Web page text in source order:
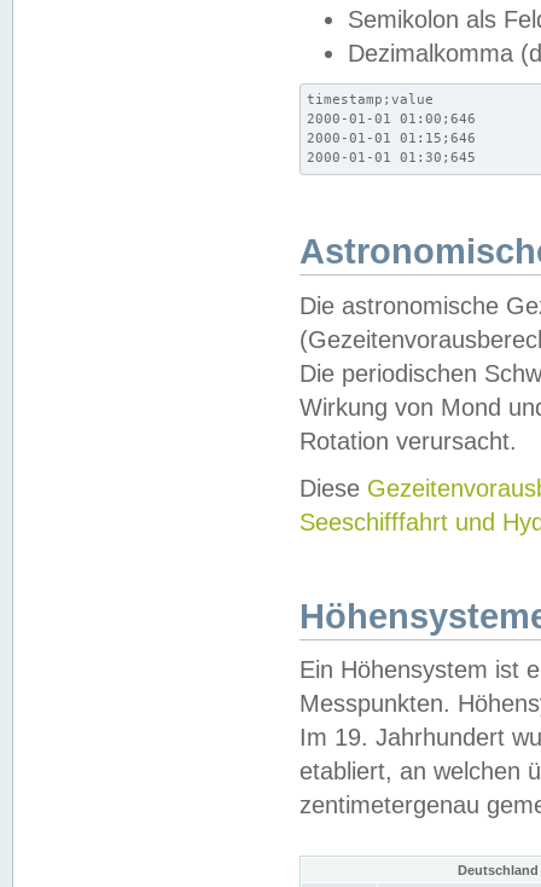
Semikolon als
Dezimalkomma
timestamp;value
2000-01-01 01:00;646
2000-01-01 01:15;646
2000-01-01 01:30;645
Die astronomische
Die periodischen
Wirkung von Mond
Rotation verursacht.
Diese
Seeschifffahrt und
Ein Höhensystem ist
Messpunkten.
Im 19. Jahrhundert
etabliert, an welchen
zentimetergenau